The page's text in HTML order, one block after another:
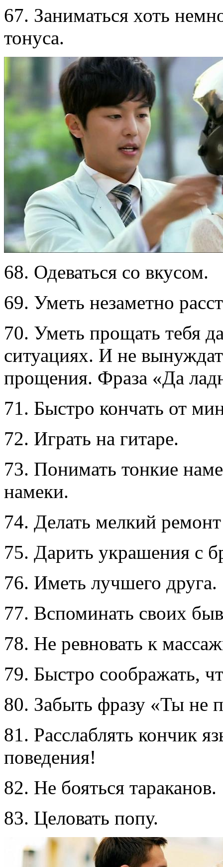
67. Заниматься хоть
тонуса.
68. Одеваться со вкусом.
69. Уметь незаметно
70. Уметь прощать тебя
ситуациях. И не
прощения. Фраза «Да
71. Быстро кончать от
72. Играть на гитаре.
73. Понимать тонкие
намеки.
74. Делать мелкий
75. Дарить украшения с
76. Иметь лучшего друга.
77. Вспоминать своих
78. Не ревновать к
79. Быстро соображать,
80. Забыть фразу «Ты не
81. Расслаблять кончик
поведения!
82. Не бояться тараканов.
83. Целовать попу.